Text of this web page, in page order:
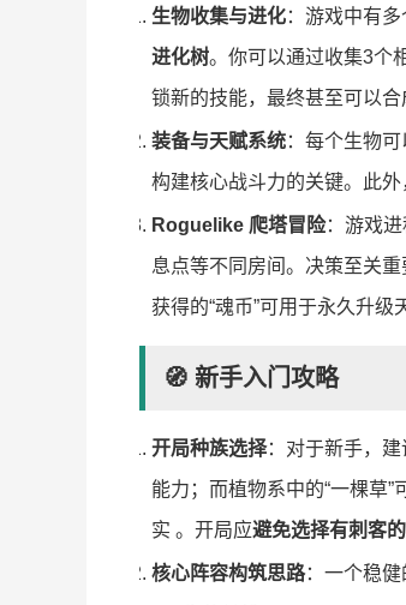
生物收集与进化：游戏中有
进化树。你可以通过收集3个
锁新的技能，最终甚至可以合
装备与天赋系统：每个生物
构建核心战斗力的关键。此
Roguelike 爬塔冒险：游戏
息点等不同房间。决策至关
获得的“魂币”可用于永久升级
🧭 新手入门攻略
开局种族选择：对于新手，
能力；而植物系中的“一棵草
实 。开局应避免选择有刺客
核心阵容构筑思路：一个稳健